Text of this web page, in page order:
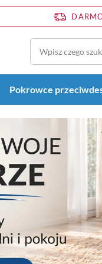
Pokrowce